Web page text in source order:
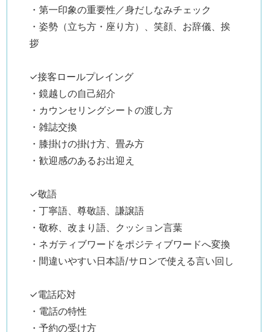
・第一印象の重要性／身だしなみチェック
・姿勢（立ち方・座り方）、笑顔、お辞儀、挨
拶
✓接客ロールプレイング
・鏡越しの自己紹介
・カウンセリングシートの渡し方
・雑誌交換
・膝掛けの掛け方、畳み方
・歓迎感のあるお出迎え
✓敬語
・丁寧語、尊敬語、謙譲語
・敬称、改まり語、クッション言葉
・ネガティブワードをポジティブワードへ変換
・間違いやすい日本語/サロンで使える言い回し
✓電話応対
・電話の特性
・予約の受け方